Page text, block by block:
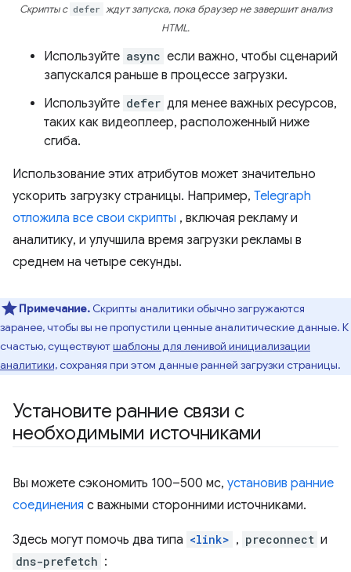
Скрипты с defer ждут запуска, пока браузер не завершит анализ
HTML.
Используйте async если важно, чтобы сценарий
запускался раньше в процессе загрузки.
Используйте defer для менее важных ресурсов,
таких как видеоплеер, расположенный ниже
сгиба.
Использование этих атрибутов может значительно
ускорить загрузку страницы. Например, Telegraph
отложила все свои скрипты , включая рекламу и
аналитику, и улучшила время загрузки рекламы в
среднем на четыре секунды.
Примечание. Скрипты аналитики обычно загружаются
заранее, чтобы вы не пропустили ценные аналитические данные. К
счастью, существуютшаблоны для ленивой инициализации
аналитики,сохраняя при этом данные ранней загрузки страницы.
Установите ранние связи с
необходимыми источниками
Вы можете сэкономить 100–500 мс, установив ранние
соединения с важными сторонними источниками.
Здесь могут помочь два типа <link> , preconnect и
dns-prefetch :